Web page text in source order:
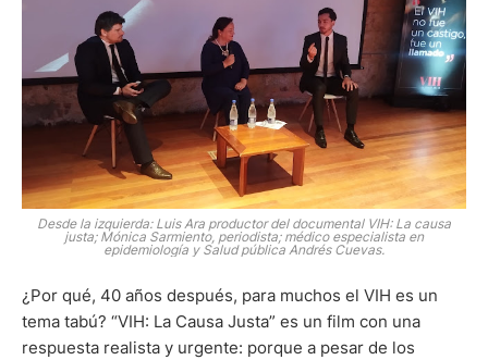
Desde la izquierda: Luis Ara productor del documental VIH: La causa
justa; Mónica Sarmiento, periodista; médico especialista en
epidemiología y Salud pública Andrés Cuevas.
¿Por qué, 40 años después, para muchos el VIH es un
tema tabú? “VIH: La Causa Justa” es un film con una
respuesta realista y urgente: porque a pesar de los